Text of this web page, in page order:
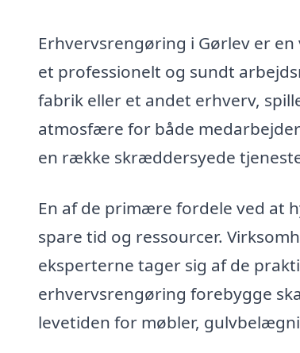
Erhvervsrengøring i Gørlev er
et professionelt og sundt
fabrik eller et andet erhverv,
atmosfære for både
en række skræddersyede
En af de primære fordele ved at
spare tid og ressourcer.
eksperterne tager sig af de
erhvervsrengøring forebygge
levetiden for møbler,